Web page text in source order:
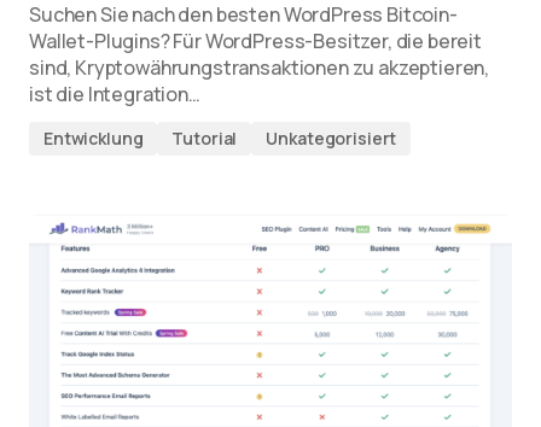
Suchen Sie nach den besten WordPress Bitcoin-
Wallet-Plugins? Für WordPress-Besitzer, die bereit
sind, Kryptowährungstransaktionen zu akzeptieren,
ist die Integration…
Entwicklung Tutorial Unkategorisiert